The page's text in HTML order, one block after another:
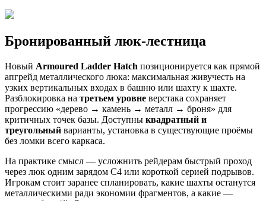
Бронированный люк-лестница
Новый Armoured Ladder Hatch позиционируется как прямой
апгрейд металлического люка: максимальная живучесть на
узких вертикальных входах в башню или шахту к шахте.
Разблокировка на третьем уровне верстака сохраняет
прогрессию «дерево → камень → металл → броня» для
критичных точек базы. Доступны квадратный и
треугольный варианты, установка в существующие проёмы
без ломки всего каркаса.
На практике смысл — усложнить рейдерам быстрый проход
через люк одним зарядом C4 или короткой серией подрывов.
Игрокам стоит заранее спланировать, какие шахты останутся
металлическими ради экономии фрагментов, а какие —